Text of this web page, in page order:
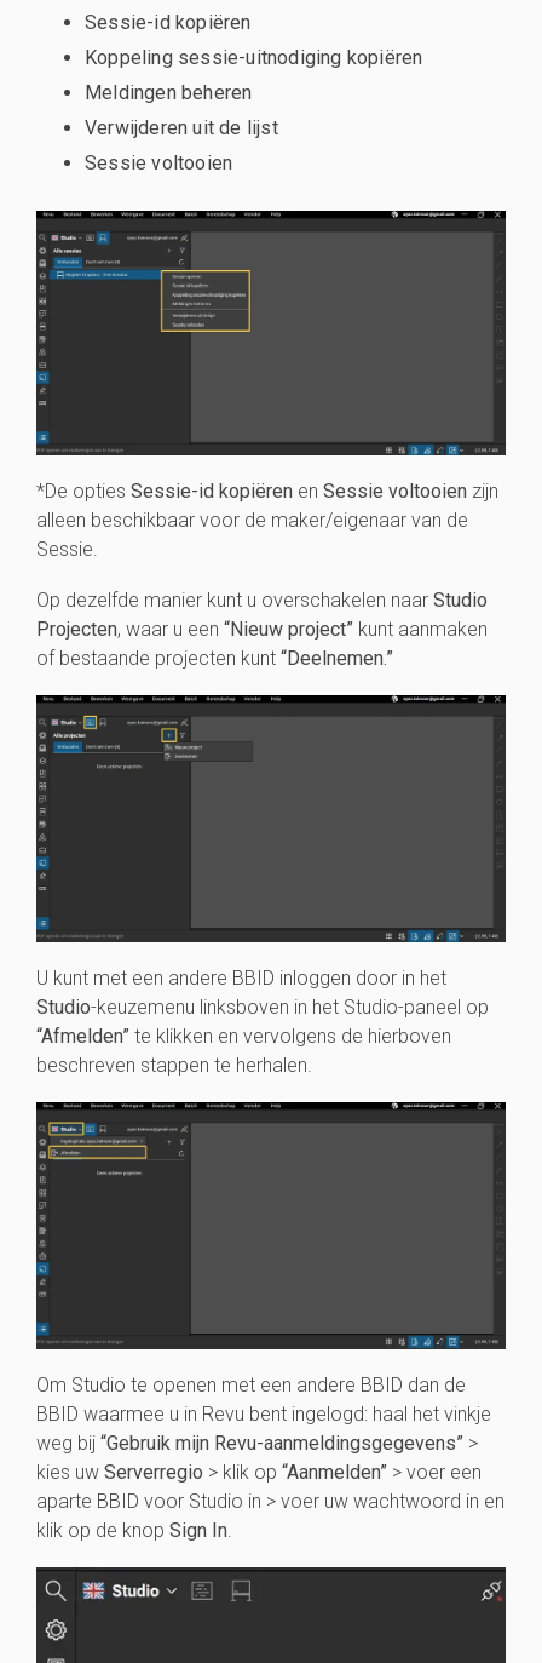
Sessie-id kopiëren
Koppeling sessie-uitnodiging kopiëren
Meldingen beheren
Verwijderen uit de lijst
Sessie voltooien
*De opties Sessie-id kopiëren en Sessie voltooien zijn
alleen beschikbaar voor de maker/eigenaar van de
Sessie.
Op dezelfde manier kunt u overschakelen naar Studio
Projecten, waar u een “Nieuw project” kunt aanmaken
of bestaande projecten kunt “Deelnemen.”
U kunt met een andere BBID inloggen door in het
Studio-keuzemenu linksboven in het Studio-paneel op
“Afmelden” te klikken en vervolgens de hierboven
beschreven stappen te herhalen.
Om Studio te openen met een andere BBID dan de
BBID waarmee u in Revu bent ingelogd: haal het vinkje
weg bij “Gebruik mijn Revu-aanmeldingsgegevens” >
kies uw Serverregio > klik op “Aanmelden” > voer een
aparte BBID voor Studio in > voer uw wachtwoord in en
klik op de knop Sign In.